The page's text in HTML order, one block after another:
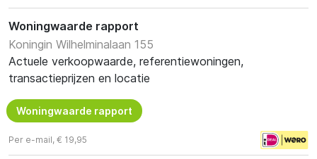
Woningwaarde rapport
Koningin Wilhelminalaan 155
Actuele verkoopwaarde, referentiewoningen,
transactieprijzen en locatie
Woningwaarde rapport
Per e-mail, € 19,95